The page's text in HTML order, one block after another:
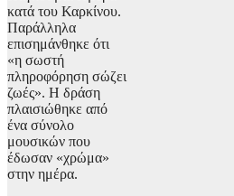
κατά του Καρκίνου.
Παράλληλα
επισημάνθηκε ότι
«η σωστή
πληροφόρηση σώζει
ζωές». Η δράση
πλαισιώθηκε από
ένα σύνολο
μουσικών που
έδωσαν «χρώμα»
στην ημέρα.